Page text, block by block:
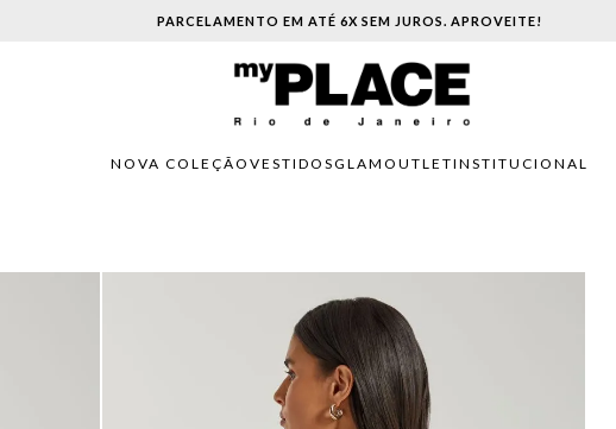
PARCELAMENTO EM ATÉ 6X SEM JUROS. APROVEITE!
NOVA COLEÇÃO VESTIDOSGLAM OUTLETINSTITUCIONAL